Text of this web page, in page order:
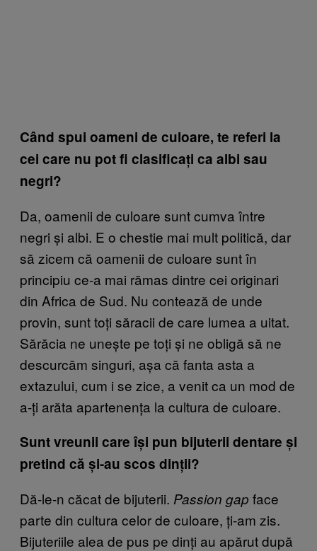
Când spui oameni de culoare, te referi la
cei care nu pot fi clasificați ca albi sau
negri?
Da, oamenii de culoare sunt cumva între
negri și albi. E o chestie mai mult politică, dar
să zicem că oamenii de culoare sunt în
principiu ce-a mai rămas dintre cei originari
din Africa de Sud. Nu contează de unde
provin, sunt toți săracii de care lumea a uitat.
Sărăcia ne unește pe toți și ne obligă să ne
descurcăm singuri, așa că fanta asta a
extazului, cum i se zice, a venit ca un mod de
a-ți arăta apartenența la cultura de culoare.
Sunt vreunii care își pun bijuterii dentare și
pretind că și-au scos dinții?
Dă-le-n căcat de bijuterii. Passion gap face
parte din cultura celor de culoare, ți-am zis.
Bijuteriile alea de pus pe dinți au apărut după